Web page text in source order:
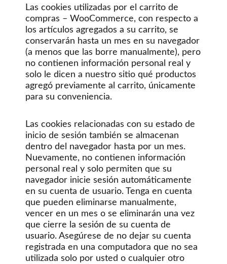
Las cookies utilizadas por el carrito de
compras – WooCommerce, con respecto a
los artículos agregados a su carrito, se
conservarán hasta un mes en su navegador
(a menos que las borre manualmente), pero
no contienen información personal real y
solo le dicen a nuestro sitio qué productos
agregó previamente al carrito, únicamente
para su conveniencia.
Las cookies relacionadas con su estado de
inicio de sesión también se almacenan
dentro del navegador hasta por un mes.
Nuevamente, no contienen información
personal real y solo permiten que su
navegador inicie sesión automáticamente
en su cuenta de usuario. Tenga en cuenta
que pueden eliminarse manualmente,
vencer en un mes o se eliminarán una vez
que cierre la sesión de su cuenta de
usuario. Asegúrese de no dejar su cuenta
registrada en una computadora que no sea
utilizada solo por usted o cualquier otro